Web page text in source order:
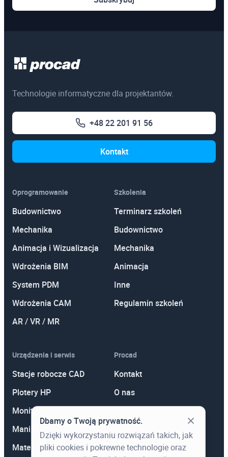
kanale youtube PROCAD. Nagrania
wydarzeń i specjalnie tworzony materiał
wideo.
Więcej
Certyfikat Pochodzenia
Oprogramowania
Certyfikat potwierdzający legalność
oprogramowania. Dobry materiał
Technologie informatyczne dla projektantów.
+48 22 201 91 56
Kontakt
Oprogramowanie
Budownictwo
Mechanika
Animacja i Wizualizacja
Wdrożenia BIM
System PDM
Wdrożenia CAM
AR / VR / MR
Szkolenia
Terminarz szkoleń
Budownictwo
Mechanika
Animacja
Inne
Regulamin szkoleń
Urządzenia i serwis
Stacje robocze CAD
Plotery HP
Monitory
Manipulatory 3D
Materiały eksploatacyjne
Procad
Kontakt
O nas
Aktualności
Dbamy o Twoją prywatność.
Dzięki wykorzystaniu rozwiązań takich, jak
pliki cookies i pokrewne technologie oraz